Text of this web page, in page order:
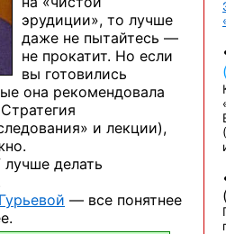
эрудиции», то лучше
даже не пытайтесь —
не прокатит. Но если
вы готовились
она рекомендовала
и лекции),
делать
— все понятнее
(